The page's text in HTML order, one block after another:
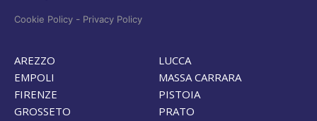
Cookie Policy - Privacy Policy
AREZZO
EMPOLI
FIRENZE
GROSSETO
LUCCA
MASSA CARRARA
PISTOIA
PRATO